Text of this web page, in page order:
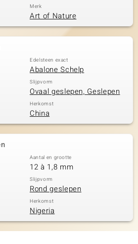
Merk
Art of Nature
Edelsteen exact
Abalone Schelp
Slijpvorm
Ovaal geslepen, Geslepen
Herkomst
China
Aantal en grootte
12 à 1,8 mm
Slijpvorm
Rond geslepen
Herkomst
Nigeria